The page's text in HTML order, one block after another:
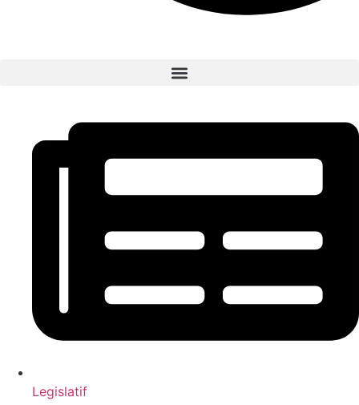
Legislatif